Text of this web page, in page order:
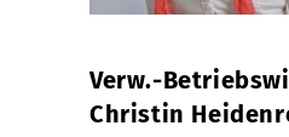
Verw.-
Christin